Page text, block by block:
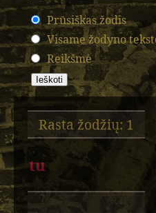
Prūsiškas žodis
Visame žodyno
Reikšmė
Rasta žodžių: 1
tu